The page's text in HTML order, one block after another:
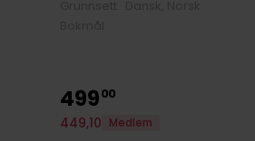
49900
449,10
Medlem